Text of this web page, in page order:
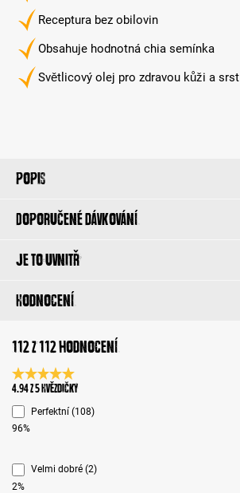
Receptura bez obilovin
Obsahuje hodnotná chia semínka
Světlicový olej pro zdravou kůži a srst
Popis
Doporučené dávkování
Je to uvnitř
Hodnocení
112 z 112 hodnocení
Průměrné hodnocení 4.9 z 5 hvězd
4.94 z 5 Hvězdičky
Perfektní (108)
96%
Velmi dobré (2)
2%